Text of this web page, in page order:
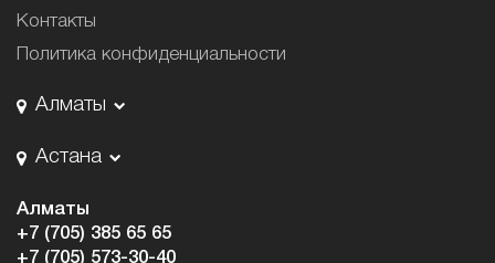
Контакты
Политика конфиденциальности
Алматы
Астана
Алматы
+7 (705) 385 65 65
+7 (705) 573-30-40